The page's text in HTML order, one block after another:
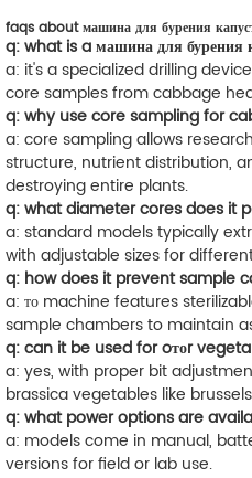
faqs about машина для бурения
q: what is a машина для бурения
a: it's a specialized drilling
core samples from cabbage
q: why use core sampling for
a: core sampling allows
structure, nutrient distribution,
destroying entire plants.
q: what diameter cores does it
a: standard models typically
with adjustable sizes for
q: how does it prevent sample
a: то machine features
sample chambers to maintain
q: can it be used for oтоr
a: yes, with proper bit
brassica vegetables like
q: what power options are
a: models come in manual,
versions for field or lab use.